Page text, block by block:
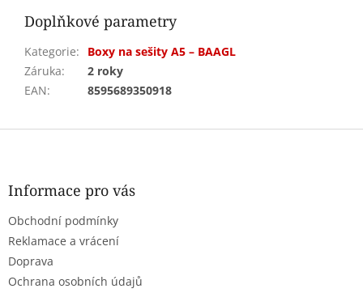
Doplňkové parametry
Kategorie:
Boxy na sešity A5 – BAAGL
Záruka:
2 roky
EAN: 8595689350918
Z
Informace pro vás
Obchodní podmínky
Reklamace a vrácení
Doprava
Ochrana osobních údajů